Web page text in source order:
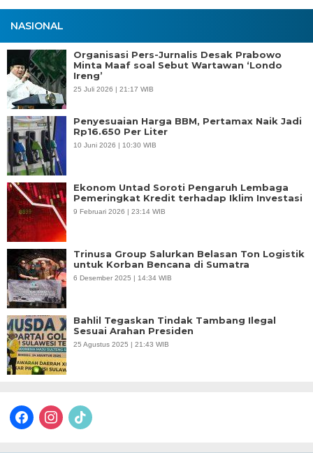
NASIONAL
Organisasi Pers-Jurnalis Desak Prabowo
Minta Maaf soal Sebut Wartawan ‘Londo
Ireng’
25 Juli 2026 | 21:17 WIB
Penyesuaian Harga BBM, Pertamax Naik Jadi
Rp16.650 Per Liter
10 Juni 2026 | 10:30 WIB
Ekonom Untad Soroti Pengaruh Lembaga
Pemeringkat Kredit terhadap Iklim Investasi
9 Februari 2026 | 23:14 WIB
Trinusa Group Salurkan Belasan Ton Logistik
untuk Korban Bencana di Sumatra
6 Desember 2025 | 14:34 WIB
Bahlil Tegaskan Tindak Tambang Ilegal
Sesuai Arahan Presiden
25 Agustus 2025 | 21:43 WIB
facebookinstagram
tiktok